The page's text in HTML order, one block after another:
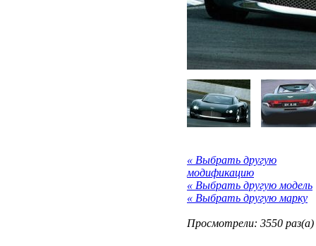
« Выбрать другую
модификацию
« Выбрать другую модель
« Выбрать другую марку
Просмотрели: 3550 раз(а)